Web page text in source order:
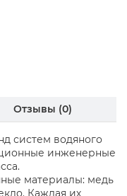
Отзывы (0)
систем водяного
инженерные
материалы: медь
Каждая их